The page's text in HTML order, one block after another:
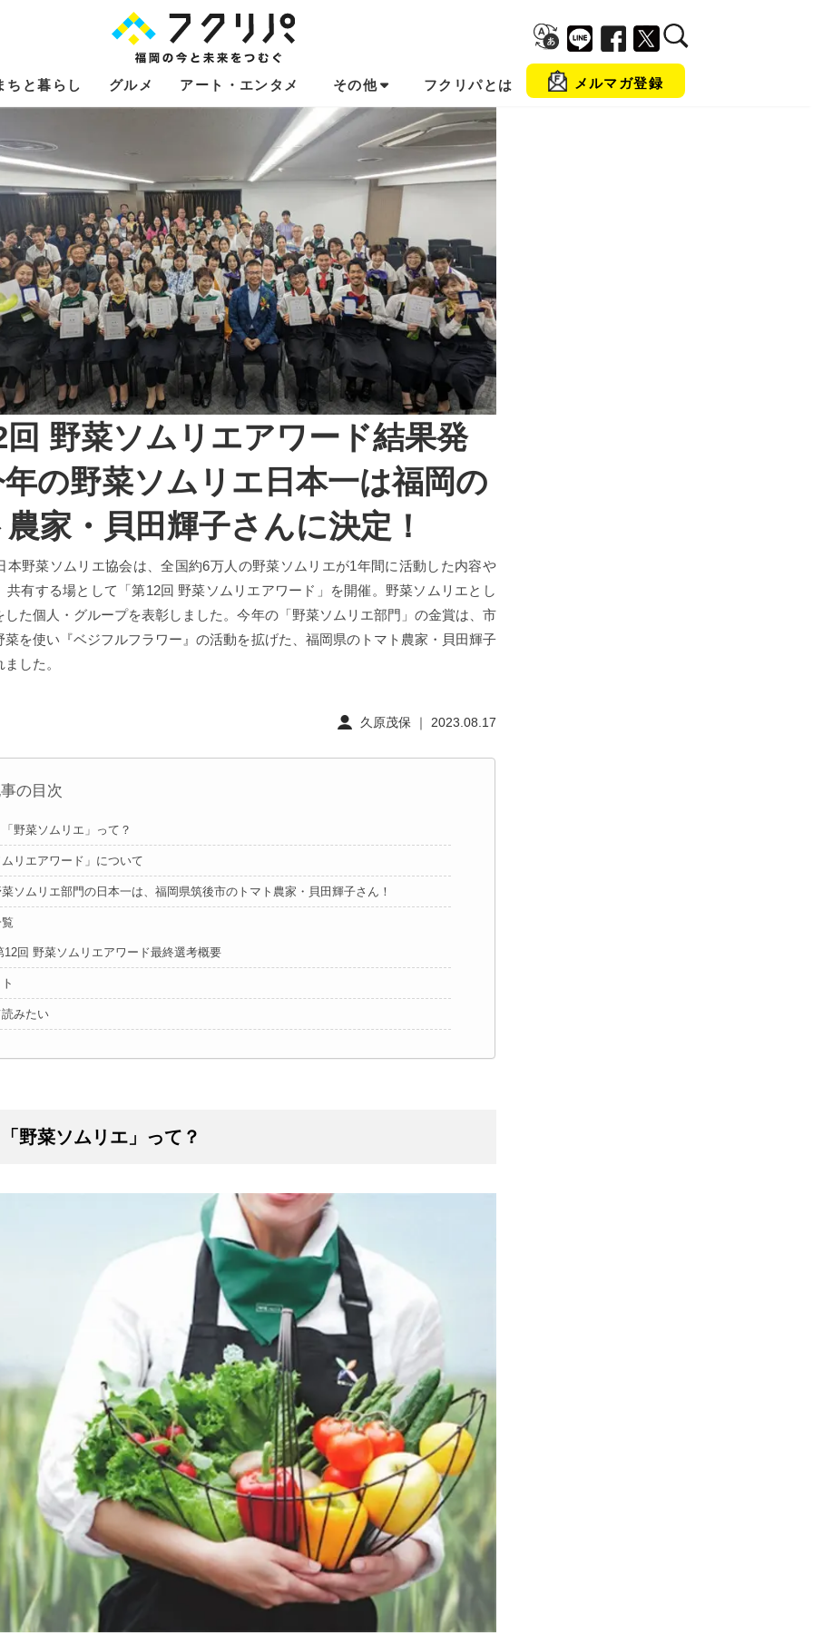
ちと暮らし グルメ アート・エンタメ その他
これからのお金
福岡あるある
連載
不動産コラム
フクリパとは メルマガ登録
回 野菜ソムリエアワード結果発
の野菜ソムリエ日本一は福岡の
家・貝田輝子さんに決定！
本野菜ソムリエ協会は、全国約6万人の野菜ソムリエが1年間に活動した内容や
共有する場として「第12回 野菜ソムリエアワード」を開催。野菜ソムリエとし
した個人・グループを表彰しました。今年の「野菜ソムリエ部門」の金賞は、市
菜を使い『ベジフルフラワー』の活動を拡げた、福岡県のトマト農家・貝田輝子
した。
久原茂保 ｜ 2023.08.17
の目次
野菜ソムリエ」って？
リエアワード」について
ソムリエ部門の日本一は、福岡県筑後市のトマト農家・貝田輝子さん！
12回 野菜ソムリエアワード最終選考概要
みたい
野菜ソムリエ」って？